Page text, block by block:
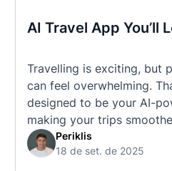
AI Travel App You’ll
Travelling is exciting, but
can feel overwhelming.
designed to be your AI-
making your trips
free. 🧭 What Makes the
Unlike standard travel
Periklis
18 de set. de 2025